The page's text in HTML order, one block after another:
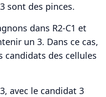
sont des pinces.
dans R2-C1 et
un 3. Dans ce cas,
candidats des cellules
avec le candidat 3